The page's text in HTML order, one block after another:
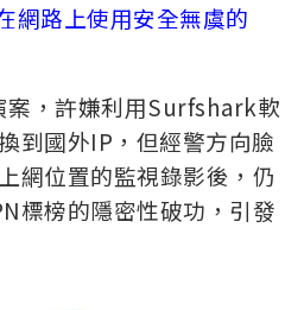
網路上使用安全無虞的
案，許嫌利用Surfshark軟
到國外IP，但經警方向臉
網位置的監視錄影後，仍
標榜的隱密性破功，引發